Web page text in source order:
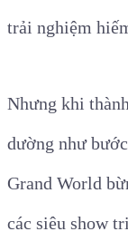
trải nghiệm
Nhưng khi
dường như
Grand World
các siêu show